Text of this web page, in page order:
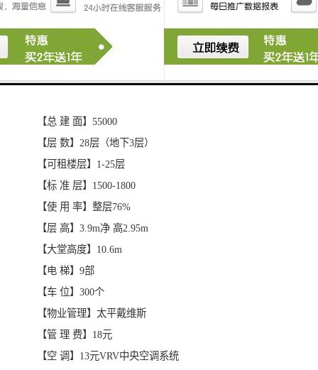
三诺智慧大厦项目详情：
【总 建 面】55000
【层 数】28层（地下3层）
【可租楼层】1-25层
【标 准 层】1500-1800
【使 用 率】整层76%
【层 高】3.9m净 高2.95m
【大堂高度】10.6m
【电 梯】9部
【车 位】300个
【物业管理】太平戴维斯
【管 理 费】18元
【空 调】13元VRV中央空调系统